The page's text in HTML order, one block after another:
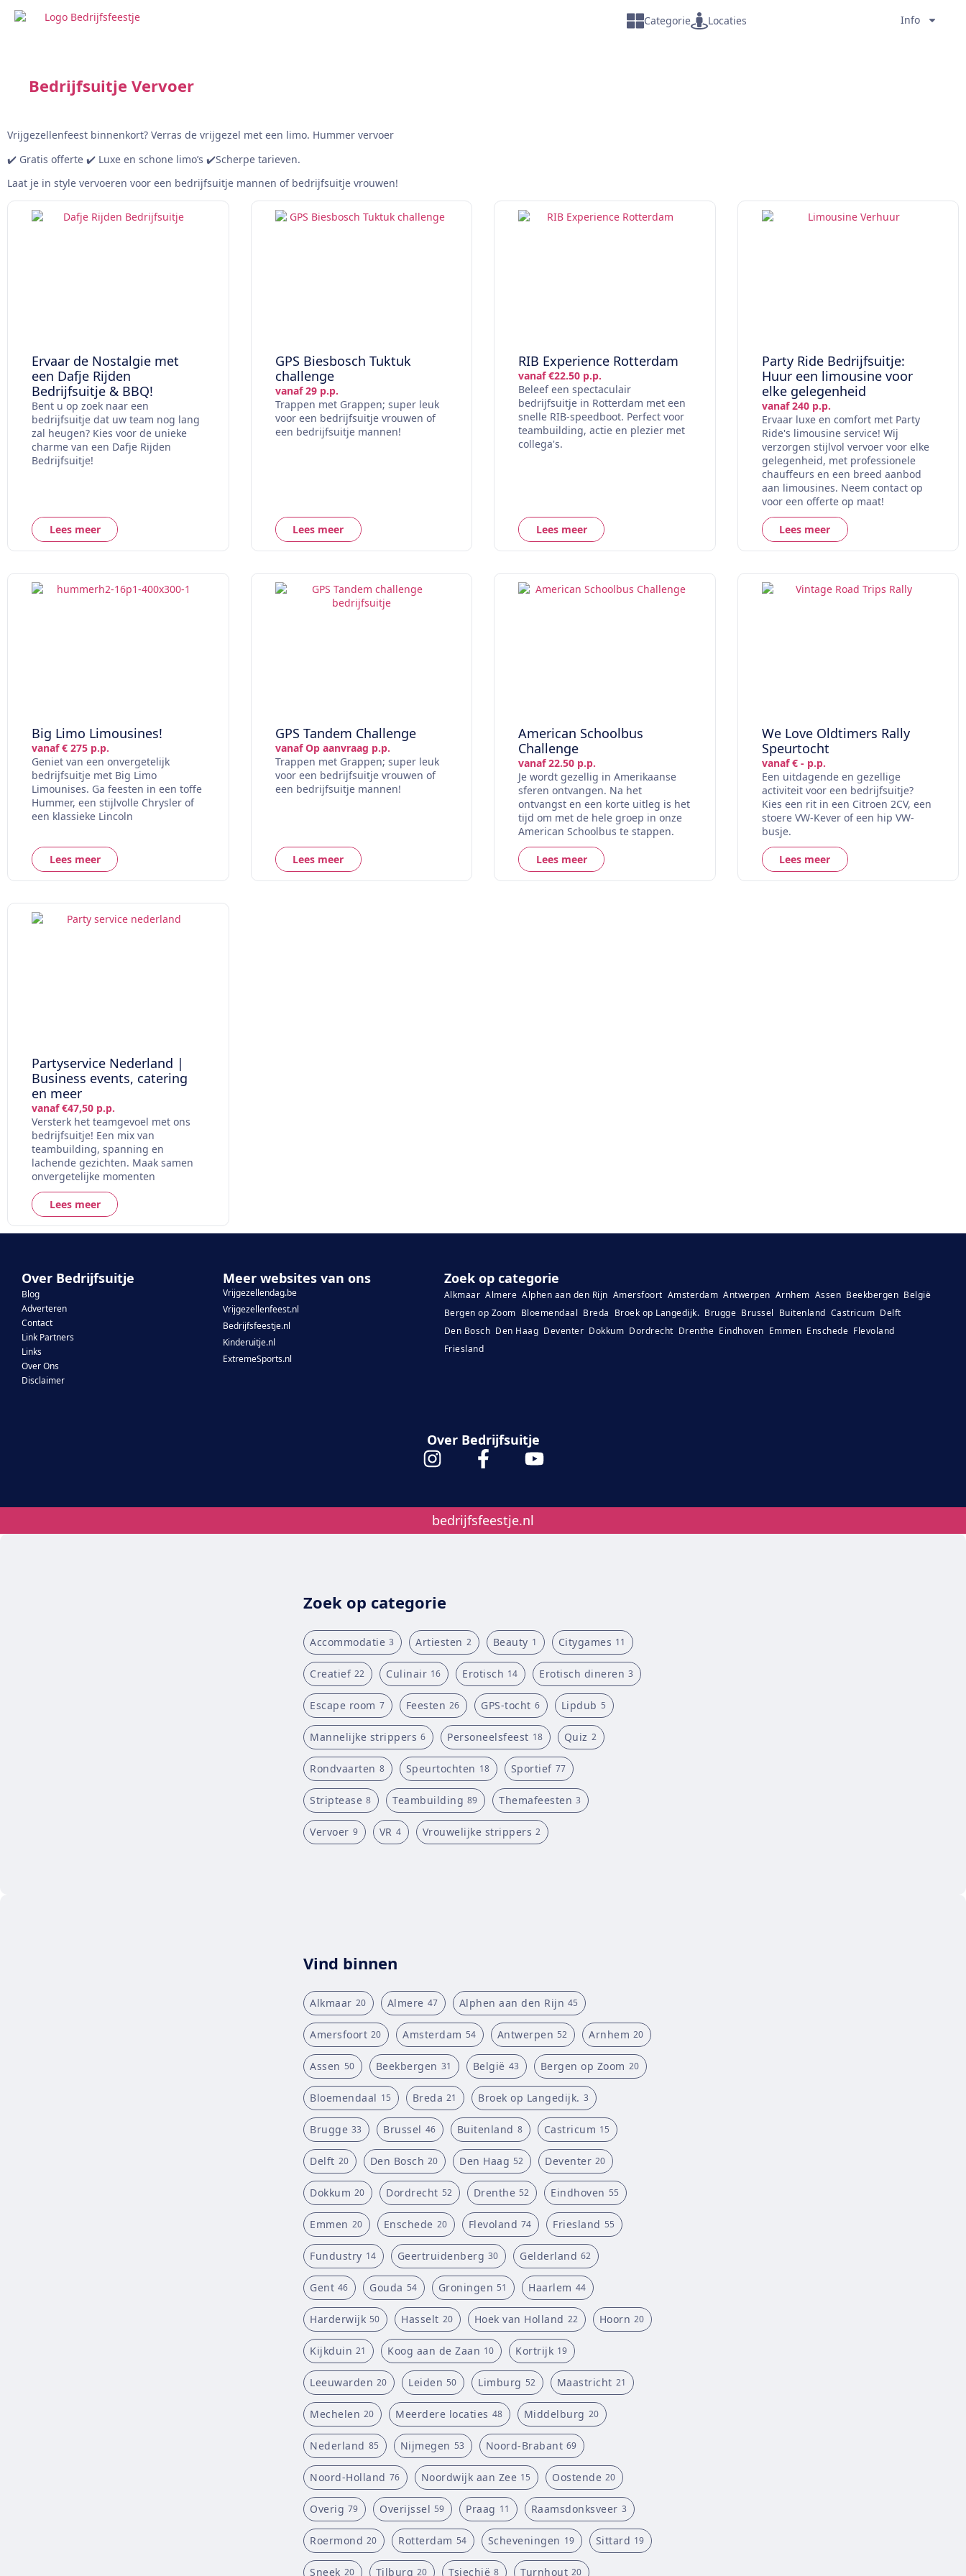
Categorie Locaties Info
Bedrijfsuitje Vervoer
Vrijgezellenfeest binnenkort? Verras de vrijgezel met een limo. Hummer vervoer
✔️ Gratis offerte ✔️ Luxe en schone limo’s ✔️Scherpe tarieven.
Laat je in style vervoeren voor een bedrijfsuitje mannen of bedrijfsuitje vrouwen!
Ervaar de Nostalgie met
een Dafje Rijden
Bedrijfsuitje & BBQ!
Bent u op zoek naar een
bedrijfsuitje dat uw team nog lang
zal heugen? Kies voor de unieke
charme van een Dafje Rijden
Bedrijfsuitje!
Lees meer
GPS Biesbosch Tuktuk
challenge
vanaf 29 p.p.
Trappen met Grappen; super leuk
voor een bedrijfsuitje vrouwen of
een bedrijfsuitje mannen!
Lees meer
RIB Experience Rotterdam
vanaf €22.50 p.p.
Beleef een spectaculair
bedrijfsuitje in Rotterdam met een
snelle RIB-speedboot. Perfect voor
teambuilding, actie en plezier met
collega's.
Lees meer
Party Ride Bedrijfsuitje:
Huur een limousine voor
elke gelegenheid
vanaf 240 p.p.
Ervaar luxe en comfort met Party
Ride's limousine service! Wij
verzorgen stijlvol vervoer voor elke
gelegenheid, met professionele
chauffeurs en een breed aanbod
aan limousines. Neem contact op
voor een offerte op maat!
Lees meer
Big Limo Limousines!
vanaf € 275 p.p.
Geniet van een onvergetelijk
bedrijfsuitje met Big Limo
Limounises. Ga feesten in een toffe
Hummer, een stijlvolle Chrysler of
een klassieke Lincoln
Lees meer
GPS Tandem Challenge
vanaf Op aanvraag p.p.
Trappen met Grappen; super leuk
voor een bedrijfsuitje vrouwen of
een bedrijfsuitje mannen!
Lees meer
American Schoolbus
Challenge
vanaf 22.50 p.p.
Je wordt gezellig in Amerikaanse
sferen ontvangen. Na het
ontvangst en een korte uitleg is het
tijd om met de hele groep in onze
American Schoolbus te stappen.
Lees meer
We Love Oldtimers Rally
Speurtocht
vanaf € - p.p.
Een uitdagende en gezellige
activiteit voor een bedrijfsuitje?
Kies een rit in een Citroen 2CV, een
stoere VW-Kever of een hip VW-
busje.
Lees meer
Partyservice Nederland |
Business events, catering
en meer
vanaf €47,50 p.p.
Versterk het teamgevoel met ons
bedrijfsuitje! Een mix van
teambuilding, spanning en
lachende gezichten. Maak samen
onvergetelijke momenten
Lees meer
Over Bedrijfsuitje
Blog
Adverteren
Contact
Link Partners
Links
Over Ons
Disclaimer
Meer websites van ons
Vrijgezellendag.be
Vrijgezellenfeest.nl
Bedrijfsfeestje.nl
Kinderuitje.nl
ExtremeSports.nl
Zoek op categorie
Alkmaar Almere Alphen aan den Rijn Amersfoort Amsterdam Antwerpen Arnhem Assen Beekbergen België
Bergen op Zoom Bloemendaal Breda Broek op Langedijk. Brugge Brussel Buitenland Castricum Delft
Den Bosch Den Haag Deventer Dokkum Dordrecht Drenthe Eindhoven Emmen Enschede Flevoland
Friesland
Over Bedrijfsuitje
bedrijfsfeestje.nl
Zoek op categorie
Accommodatie 3 Artiesten 2 Beauty 1 Citygames 11
Creatief 22 Culinair 16 Erotisch 14 Erotisch dineren 3
Escape room 7 Feesten 26 GPS-tocht 6 Lipdub 5
Mannelijke strippers 6 Personeelsfeest 18 Quiz 2
Rondvaarten 8 Speurtochten 18 Sportief 77
Striptease 8 Teambuilding 89 Themafeesten 3
Vervoer 9 VR 4 Vrouwelijke strippers 2
Vind binnen
Alkmaar 20 Almere 47 Alphen aan den Rijn 45
Amersfoort 20 Amsterdam 54 Antwerpen 52 Arnhem 20
Assen 50 Beekbergen 31 België 43 Bergen op Zoom 20
Bloemendaal 15 Breda 21 Broek op Langedijk. 3
Brugge 33 Brussel 46 Buitenland 8 Castricum 15
Delft 20 Den Bosch 20 Den Haag 52 Deventer 20
Dokkum 20 Dordrecht 52 Drenthe 52 Eindhoven 55
Emmen 20 Enschede 20 Flevoland 74 Friesland 55
Fundustry 14 Geertruidenberg 30 Gelderland 62
Gent 46 Gouda 54 Groningen 51 Haarlem 44
Harderwijk 50 Hasselt 20 Hoek van Holland 22 Hoorn 20
Kijkduin 21 Koog aan de Zaan 10 Kortrijk 19
Leeuwarden 20 Leiden 50 Limburg 52 Maastricht 21
Mechelen 20 Meerdere locaties 48 Middelburg 20
Nederland 85 Nijmegen 53 Noord-Brabant 69
Noord-Holland 76 Noordwijk aan Zee 15 Oostende 20
Overig 79 Overijssel 59 Praag 11 Raamsdonksveer 3
Roermond 20 Rotterdam 54 Scheveningen 19 Sittard 19
Sneek 20 Tilburg 20 Tsjechië 8 Turnhout 20